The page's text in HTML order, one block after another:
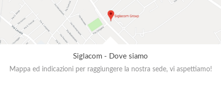
Siglacom - Dove siamo
Mappa ed indicazioni per raggiungere la nostra sede, vi aspettiamo!